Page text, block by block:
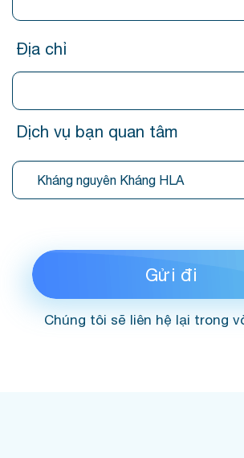
Địa chỉ
Dịch vụ bạn quan tâm
Chúng tôi sẽ liên hệ lại trong